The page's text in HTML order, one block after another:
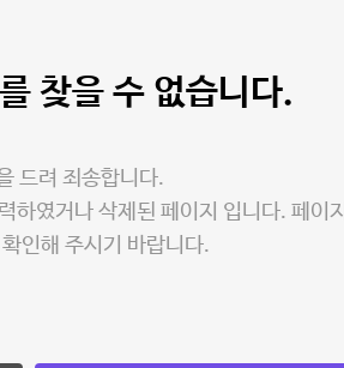
찾을 수 없습니다.
드려 죄송합니다.
하였거나 삭제된 페이지 입니다. 페이지
인해 주시기 바랍니다.